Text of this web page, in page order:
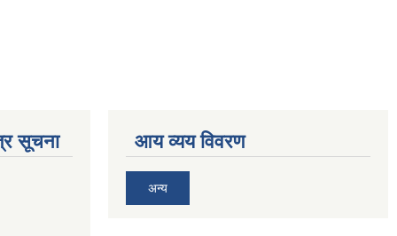
सूचना आय व्यय विवरण
अन्य